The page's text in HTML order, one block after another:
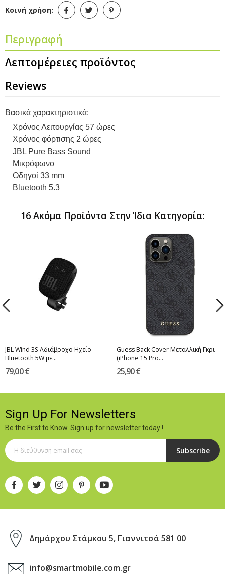
Κοινή χρήση:
Περιγραφή
Λεπτομέρειες προϊόντος
Reviews
Βασικά χαρακτηριστικά:
Χρόνος Λειτουργίας 57 ώρες
Χρόνος φόρτισης 2 ώρες
JBL Pure Bass Sound
Μικρόφωνο
Οδηγοί 33 mm
Bluetooth 5.3
16 Ακόμα Προϊόντα Στην Ίδια Κατηγορία:
JBL Wind 3S Αδιάβροχο Ηχείο
Bluetooth 5W με...
79,00 €
Guess Back Cover Μεταλλική Γκρι
(iPhone 15 Pro...
25,90 €
Sign Up For Newsletters
Be the First to Know. Sign up for newsletter today !
Subscribe
Δημάρχου Στάμκου 5, Γιαννιτσά 581 00
info@smartmobile.com.gr